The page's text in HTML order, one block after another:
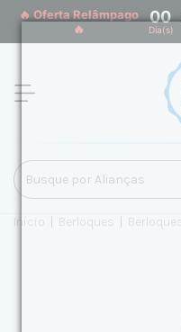
🔥 Oferta Relâmpago
🔥
00
Dia(s)
Início Berloques